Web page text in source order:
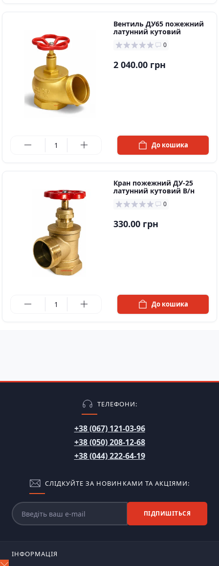
Вентиль ДУ65 пожежний
латунний кутовий
0
2 040.00 грн
До кошика
Кран пожежний ДУ-25
латунний кутовий В/н
0
330.00 грн
До кошика
ТЕЛЕФОНИ:
+38 (067) 121-03-96
+38 (050) 208-12-68
+38 (044) 222-64-19
СЛІДКУЙТЕ ЗА НОВИНКАМИ ТА АКЦІЯМИ:
ПІДПИШІТЬСЯ
ІНФОРМАЦІЯ